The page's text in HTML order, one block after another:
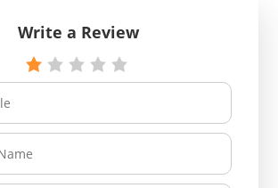
Write a Review